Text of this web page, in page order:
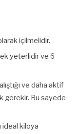
içilmelidir.
yeterlidir ve 6
ve daha aktif
gerekir. Bu sayede
ideal kiloya